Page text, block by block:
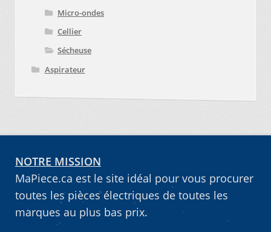
Micro-ondes
Cellier
Sécheuse
Aspirateur
NOTRE MISSION
MaPiece.ca est le site idéal pour vous procurer
toutes les pièces électriques de toutes les
marques au plus bas prix.